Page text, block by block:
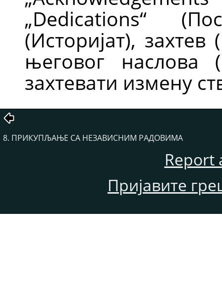
„Dedications“
(Историјат), захтев (
његовог наслова (
захтевати измену
8. ПРИКУПЉАЊЕ СА НЕЗАВИСНИМ РАДОВИМА
Report
Пријавите